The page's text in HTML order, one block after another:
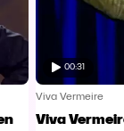
00:31
Viva Vermeire
Viva